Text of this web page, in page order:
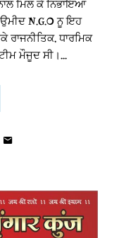
ਮਿਲ ਕੇ ਨਿਭਾਇਆ
N.G.O ਨੂ ਇਹ
ਧਾਰਮਿਕ
ਮੌਜੂਦ ਸੀ।...